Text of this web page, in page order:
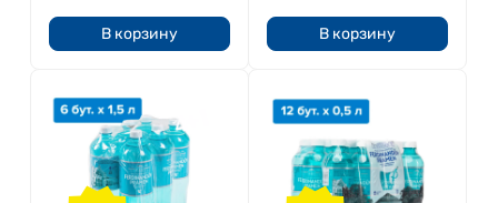
В корзину В корзину